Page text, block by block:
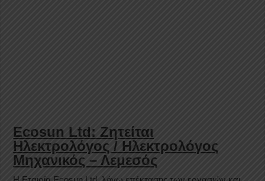
Ecosun Ltd: Ζητείται
Ηλεκτρολόγος / Ηλεκτρολόγος
Μηχανικός – Λεμεσός